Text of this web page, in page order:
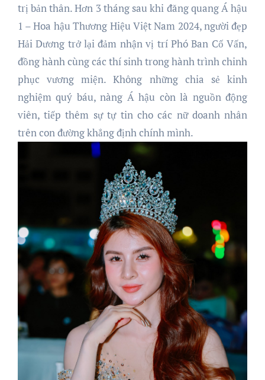
trị bản thân. Hơn 3 tháng sau khi đăng quang Á hậu
1 – Hoa hậu Thương Hiệu Việt Nam 2024, người đẹp
Hải Dương trở lại đảm nhận vị trí Phó Ban Cố Vấn,
đồng hành cùng các thí sinh trong hành trình chinh
phục vương miện. Không những chia sẻ kinh
nghiệm quý báu, nàng Á hậu còn là nguồn động
viên, tiếp thêm sự tự tin cho các nữ doanh nhân
trên con đường khẳng định chính mình.